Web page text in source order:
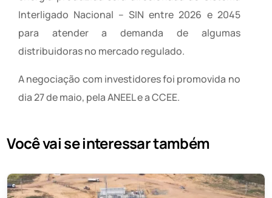
Interligado Nacional – SIN entre 2026 e 2045
para atender a demanda de algumas
distribuidoras no mercado regulado.
A negociação com investidores foi promovida no
dia 27 de maio, pela ANEEL e a CCEE.
Você vai se interessar também